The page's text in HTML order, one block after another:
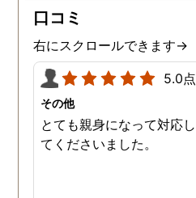
口コミ
右にスクロールできます→
5.0点
その他
とても親身になって対応し
てくださいました。